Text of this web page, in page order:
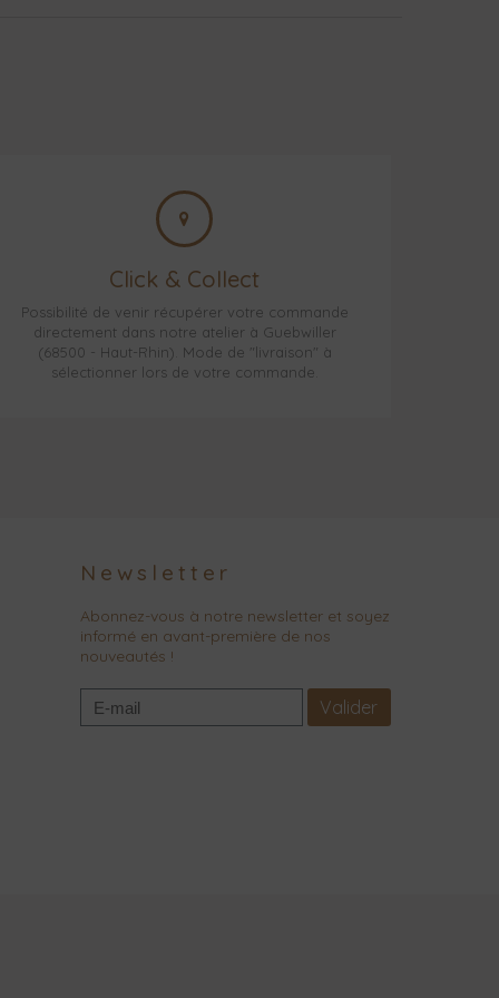
Click & Collect
Possibilité de venir récupérer votre commande
directement dans notre atelier à Guebwiller
(68500 - Haut-Rhin). Mode de "livraison" à
sélectionner lors de votre commande.
Newsletter
Abonnez-vous à notre newsletter et soyez
informé en avant-première de nos
nouveautés !
Valider